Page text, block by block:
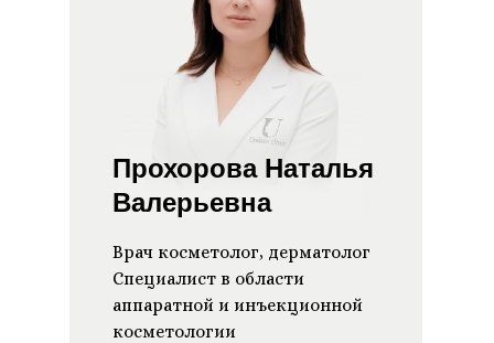
Прохорова Наталья
Валерьевна
Врач косметолог, дерматолог
Специалист в области
аппаратной и инъекционной
косметологии